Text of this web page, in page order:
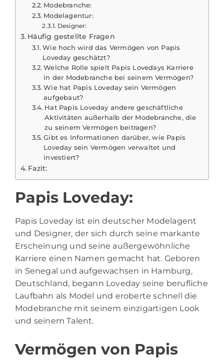
Modebranche:
Modelagentur:
Designer:
Häufig gestellte Fragen
Wie hoch wird das Vermögen von Papis
Loveday geschätzt?
Welche Rolle spielt Papis Lovedays Karriere
in der Modebranche bei seinem Vermögen?
Wie hat Papis Loveday sein Vermögen
aufgebaut?
Hat Papis Loveday andere geschäftliche
Aktivitäten außerhalb der Modebranche, die
zu seinem Vermögen beitragen?
Gibt es Informationen darüber, wie Papis
Loveday sein Vermögen verwaltet und
investiert?
Fazit:
Papis Loveday:
Papis Loveday ist ein deutscher Modelagent
und Designer, der sich durch seine markante
Erscheinung und seine außergewöhnliche
Karriere einen Namen gemacht hat. Geboren
in Senegal und aufgewachsen in Hamburg,
Deutschland, begann Loveday seine berufliche
Laufbahn als Model und eroberte schnell die
Modebranche mit seinem einzigartigen Look
und seinem Talent.
Vermögen von Papis